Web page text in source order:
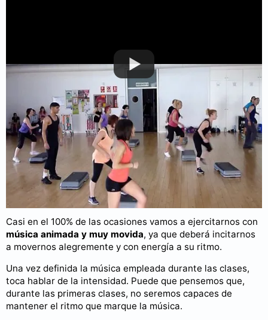
Puedes consultar más videos en nuestrocanal de YouTube.
La música empleada en una clase de step es, sin duda, uno
de los
elementos clave , ya que va a ser la que va a marcar
el ritmo y parte de la intensidad.
Casi en el 100% de las ocasiones vamos a ejercitarnos con
música animada y muy movida, ya que deberá incitarnos
a movernos alegremente y con energía a su ritmo.
Una vez definida la música empleada durante las clases,
toca hablar de la intensidad. Puede que pensemos que,
durante las primeras clases, no seremos capaces de
mantener el ritmo que marque la música.